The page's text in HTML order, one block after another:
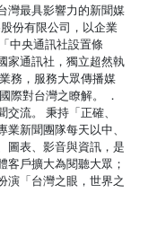
灣最具影響力的新聞媒
份有限公司，以企業
中央通訊社設置條
家通訊社，獨立超然執
務，服務大眾傳播媒
際對台灣之瞭解。 ．
流。 秉持「正確、
新聞團隊每天以中、
圖表、影音與資訊，是
客戶擴大為閱聽大眾；
演「台灣之眼，世界之